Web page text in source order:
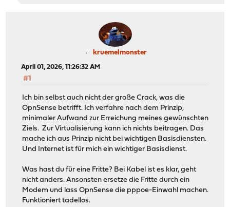
kruemelmonster
April 01, 2026, 11:26:32 AM
#1
Ich bin selbst auch nicht der große Crack, was die
OpnSense betrifft. Ich verfahre nach dem Prinzip,
minimaler Aufwand zur Erreichung meines gewünschten
Ziels. Zur Virtualisierung kann ich nichts beitragen. Das
mache ich aus Prinzip nicht bei wichtigen Basisdiensten.
Und Internet ist für mich ein wichtiger Basisdienst.
Was hast du für eine Fritte? Bei Kabel ist es klar, geht
nicht anders. Ansonsten ersetze die Fritte durch ein
Modem und lass OpnSense die pppoe-Einwahl machen.
Funktioniert tadellos.